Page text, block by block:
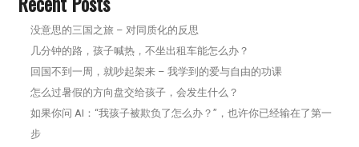
没意思的三国之旅 – 对同质化的反思
几分钟的路，孩子喊热，不坐出租车能怎么办？
回国不到一周，就吵起架来 – 我学到的爱与自由的功课
怎么过暑假的方向盘交给孩子，会发生什么？
如果你问 AI：“我孩子被欺负了怎么办？”，也许你已经输在了第一
步